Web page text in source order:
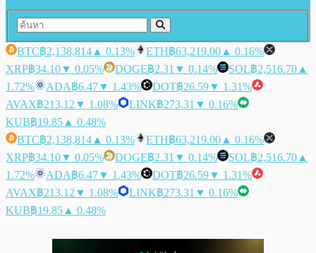
BTC฿2,138,814 ▲ 0.13% ETH฿63,219.00 ▲ 0.16%
XRP฿34.10▼ 0.05% DOGE฿2.31 ▼ 0.14% SOL฿2,516.70 ▲
1.72%
ADA฿6.47▼ 1.43% DOT฿26.59▼ 1.31%
AVAX฿213.12 ▼ 1.08% LINK฿273.31 ▼ 0.16%
KUB฿19.85 ▲ 0.48%
BTC฿2,138,814 ▲ 0.13% ETH฿63,219.00 ▲ 0.16%
XRP฿34.10▼ 0.05% DOGE฿2.31 ▼ 0.14% SOL฿2,516.70 ▲
1.72%
ADA฿6.47▼ 1.43% DOT฿26.59▼ 1.31%
AVAX฿213.12 ▼ 1.08% LINK฿273.31 ▼ 0.16%
KUB฿19.85 ▲ 0.48%